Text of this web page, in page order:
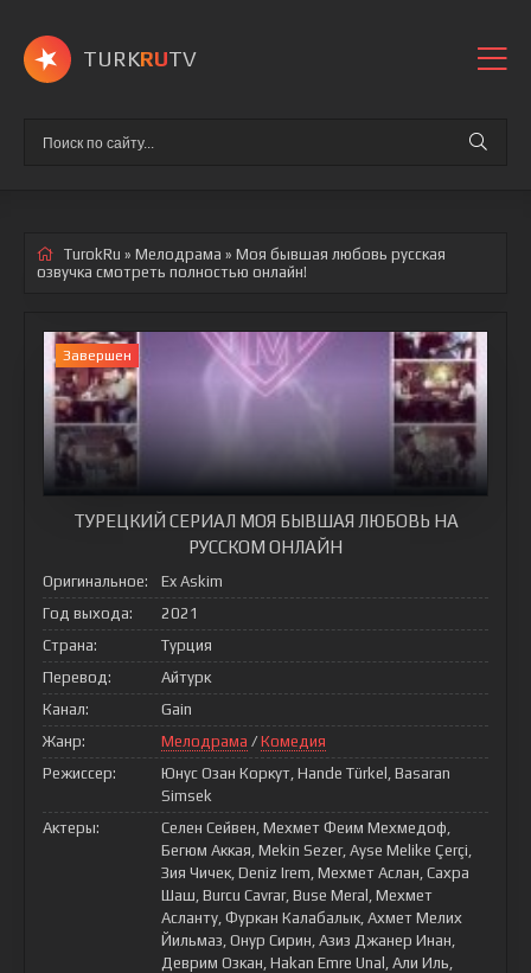
TURKRUTV
TurokRu » Мелодрама » Моя бывшая любовь русская
озвучка смотреть полностью онлайн!
Завершен
ТУРЕЦКИЙ СЕРИАЛ МОЯ БЫВШАЯ ЛЮБОВЬ НА
РУССКОМ ОНЛАЙН
Оригинальное:
Ex Askim
Год выхода:
2021
Страна:
Турция
Перевод:
Айтурк
Канал:
Gain
Жанр:
Мелодрама / Комедия
Режиссер:
Юнус Озан Коркут, Hande Türkel, Basaran
Simsek
Актеры:
Селен Сейвен, Мехмет Феим Мехмедоф,
Бегюм Аккая, Mekin Sezer, Ayse Melike Çerçi,
Зия Чичек, Deniz Irem, Мехмет Аслан, Сахра
Шаш, Burcu Cavrar, Buse Meral, Мехмет
Асланту, Фуркан Калабалык, Ахмет Мелих
Йильмаз, Онур Сирин, Азиз Джанер Инан,
Деврим Озкан, Hakan Emre Unal, Али Иль,